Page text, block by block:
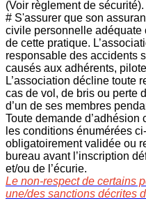
(Voir règlement de sécurité).
# S'assurer que son
civile personnelle adéquate
de cette pratique.
responsable des accidents
causés aux adhérents,
L’association décline toute
cas de vol, de bris ou perte
d’un de ses membres
Toute demande d’adhésion
les conditions énumérées
obligatoirement validée ou
bureau avant l’inscription
et/ou de l’écurie.
Le non-respect de certains
une/des sanctions décrites